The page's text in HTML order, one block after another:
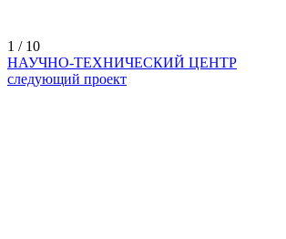
1 / 10
НАУЧНО-ТЕХНИЧЕСКИЙ ЦЕНТР
следующий проект